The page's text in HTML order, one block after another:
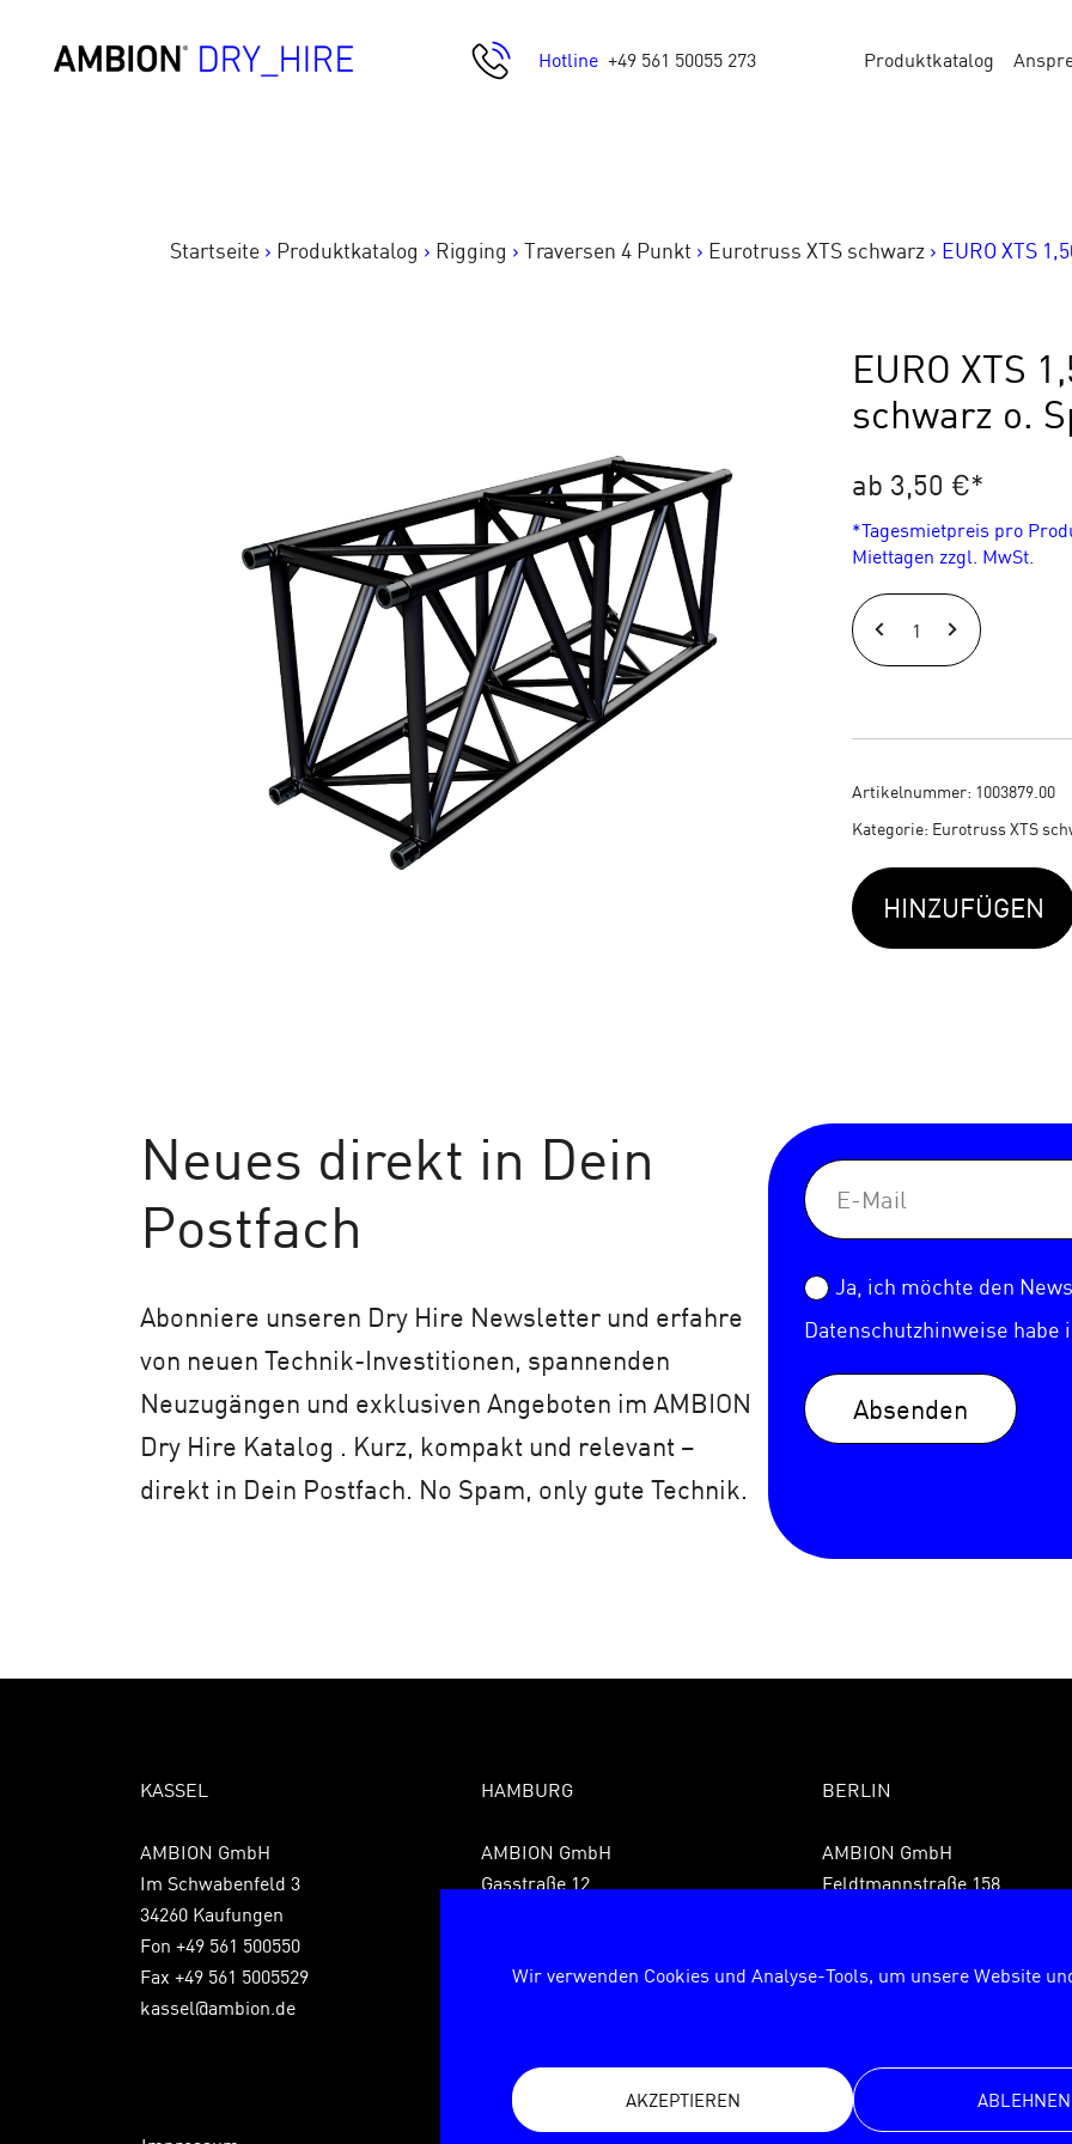
Wir verwenden Cookies und Analyse-Tools, um unsere Website
AKZEPTIEREN ABLEHNEN
Hotline+49 561 50055 273 Produktkatalog
Startseite > Produktkatalog > Rigging > Traversen 4 Punkt > Eurotruss XTS schwarz > EURO XTS
EURO XTS
schwarz o.
ab 3,50 €*
*Tagesmietpreis pro
Miettagen zzgl. MwSt.
EURO
XTS
m
Traverse
schwarz
o.
Spigots
Menge
Artikelnummer: 1003879.00
Kategorie: Eurotruss XTS
HINZUFÜGEN
Neues direkt in Dein
Postfach
Abonniere unseren Dry Hire Newsletter und erfahre
von neuen Technik-Investitionen, spannenden
Neuzugängen und exklusiven Angeboten im AMBION
Dry Hire Katalog . Kurz, kompakt und relevant –
direkt in Dein Postfach. No Spam, only gute Technik.
Ja, ich möchte den
Datenschutzhinweise habe
Absenden
KASSEL
AMBION GmbH
Im Schwabenfeld 3
34260 Kaufungen
Fon +49 561 500550
Fax +49 561 5005529
kassel@ambion.de
HAMBURG
AMBION GmbH
Gasstraße 12
Fax +49 40 8550758599
BERLIN
AMBION GmbH
Feldtmannstraße 158
Fax +49 30 726278429